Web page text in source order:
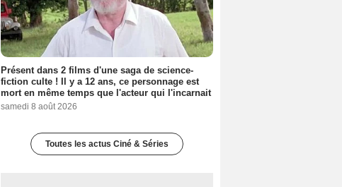
Présent dans 2 films d'une saga de science-
fiction culte ! Il y a 12 ans, ce personnage est
mort en même temps que l'acteur qui l'incarnait
samedi 8 août 2026
Toutes les actus Ciné & Séries